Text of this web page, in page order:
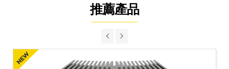
推薦產品